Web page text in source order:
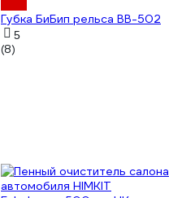
Губка БиБип рельса BB-502
5
(8)